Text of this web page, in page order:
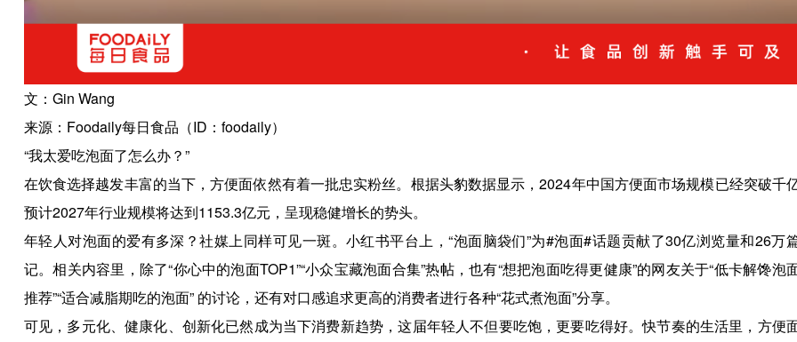
文：Gin Wang
来源：Foodaily每日食品（ID：foodaily）
“我太爱吃泡面了怎么办？”
在饮食选择越发丰富的当下，方便面依然有着一批忠实粉丝。根据头豹数据显示，2024年中国方便面市场规模已经突破千
预计2027年行业规模将达到1153.3亿元，呈现稳健增长的势头。
年轻人对泡面的爱有多深？社媒上同样可见一斑。小红书平台上，“泡面脑袋们”为#泡面#话题贡献了30亿浏览量和26万
记。相关内容里，除了“你心中的泡面TOP1”“小众宝藏泡面合集”热帖，也有“想把泡面吃得更健康”的网友关于“低卡解馋泡
推荐”“适合减脂期吃的泡面” 的讨论，还有对口感追求更高的消费者进行各种“花式煮泡面”分享。
可见，多元化、健康化、创新化已然成为当下消费新趋势，这届年轻人不但要吃饱，更要吃得好。快节奏的生活里，方便